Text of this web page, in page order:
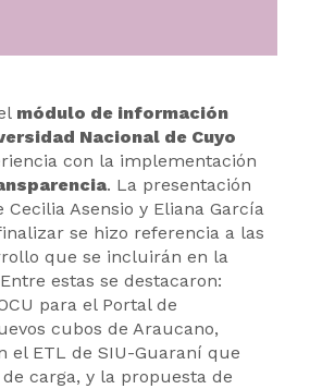
módulo de información
Nacional de Cuyo
con la implementación
. La presentación
Cecilia Asensio y Eliana García
se hizo referencia a las
que se incluirán en la
estas se destacaron:
para el Portal de
cubos de Araucano,
el ETL de SIU-Guaraní que
carga, y la propuesta de